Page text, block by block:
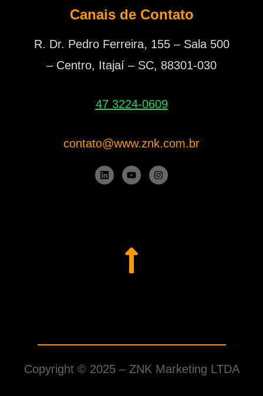
Canais de Contato
R. Dr. Pedro Ferreira, 155 – Sala 500
– Centro, Itajaí – SC, 88301-030
47 3224-0609
contato@www.znk.com.br
Copyright © 2025 – ZNK Marketing LTDA